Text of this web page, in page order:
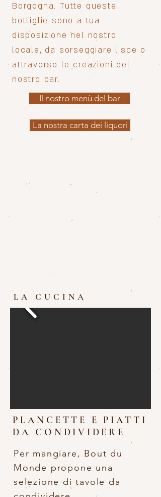
Borgogna. Tutte queste
bottiglie sono a tua
disposizione nel nostro
locale, da sorseggiare lisce o
attraverso le creazioni del
nostro bar.
Il nostro menù del bar
La nostra carta dei liquori
LA CUCINA
PLANCETTE E PIATTI
DA CONDIVIDERE
Per mangiare, Bout du
Monde propone una
selezione di tavole da